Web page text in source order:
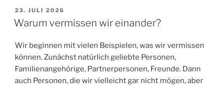
VERÖFFENTLICHT
AM
23. JULI 2026
Warum vermissen wir einander?
Wir beginnen mit vielen Beispielen, was wir vermissen
können. Zunächst natürlich geliebte Personen,
Familienangehörige, Partnerpersonen, Freunde. Dann
auch Personen, die wir vielleicht gar nicht mögen, aber